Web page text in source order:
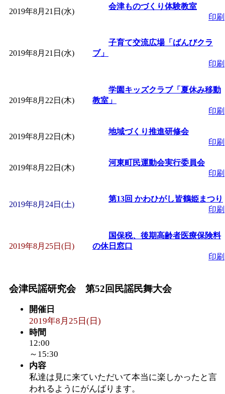
2019年8月21日(水)
会津ものづくり体験教室
印刷
2019年8月21日(水)
子育て交流広場「ばんびクラ
ブ」
印刷
2019年8月22日(木)
学園キッズクラブ「夏休み移動
教室」
印刷
2019年8月22日(木)
地域づくり推進研修会
印刷
2019年8月22日(木)
河東町民運動会実行委員会
印刷
2019年8月24日(土)
第13回 かわひがし皆鶴姫まつり
印刷
2019年8月25日(日)
国保税、後期高齢者医療保険料
の休日窓口
印刷
会津民謡研究会 第52回民謡民舞大会
開催日
2019年8月25日(日)
時間
12:00
～15:30
内容
私達は見に来ていただいて本当に楽しかったと言
われるようにがんばります。